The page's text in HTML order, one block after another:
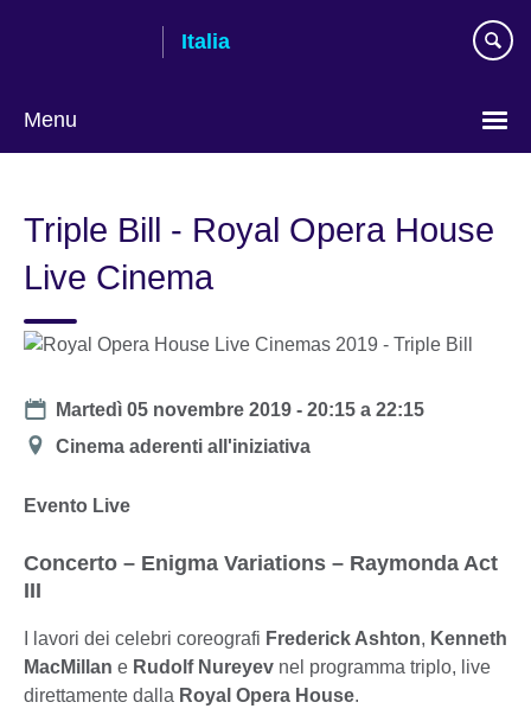
Italia
Menu
Triple Bill - Royal Opera House
Live Cinema
Date
Martedì 05 novembre 2019 -20:15 a22:15
Location
Cinema aderenti all'iniziativa
Evento Live
Concerto – Enigma Variations – Raymonda Act
III
I lavori dei celebri coreografi Frederick Ashton, Kenneth
MacMillan e Rudolf Nureyev nel programma triplo, live
direttamente dalla Royal Opera House.